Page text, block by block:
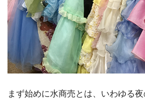
まず始めに水商売とは、いわゆる夜